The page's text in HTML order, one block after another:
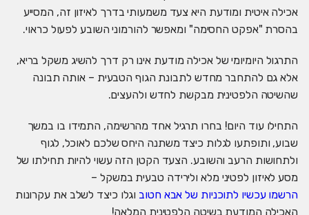
אכילה איטית ומודעת היא צעד משמעותי בדרך לאיזון זה, המסייע
בהסרת "אפקט החסימה" ומאפשר להורמוני השובע לפעול כראוי.
התרגול היומיומי של אכילה מודעת אינו רק דרך להשיג משקל בריא,
אלא גם להתחבר מחדש לתבונת הגוף הטבעית – אותה תבונה
שהשיטה הלפטינית מבקשת לחדש ולהעצים.
התחילו עוד היום! בחרו תרגיל אחד מהרשימה, התמידו בו במשך
שבוע, ותופתעו לגלות כיצד משתנה היחס שלכם לאוכל, לגוף
ולתחושות הרעב והשובע. הצעד הקטן הזה עשוי להיות תחילתו של
מסע לאיזון לפטיני מלא ולירידה טבעית במשקל –
הרשמו עכשיו לתוכניות של אבא חטוב וגלו כיצד לשלב את עקרונות
האכילה המודעת בשיטה הלפטינית המלאה!